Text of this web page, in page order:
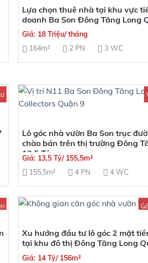
Lựa chọn thuê nhà tại khu vực
doanh Ba Son Đông Tăng Long
Giá: 18 Triệu/ tháng
164m²
2 PN 3 WC
Lô góc nhà vườn Ba Son trục
chào bán trên thị trường Đông
13,5 Tỷ
Giá: 13,5 Tỷ/ 155,5m²
155,5m²
4 PN 4 WC
Xu hướng đầu tư lô góc 2 mặt
tại khu đô thị Đông Tăng Long
Giá: 14 Tỷ/ 156m²